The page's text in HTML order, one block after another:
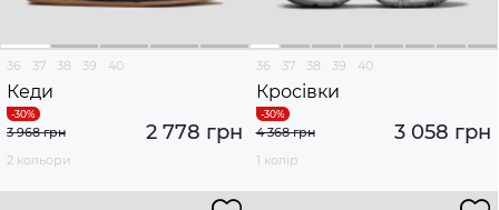
36 37 38 39 40
Кеди
2 778 грн
3 968 грн
2 кольори
36 37 38 39 40
Кросівки
3 058 грн
4 368 грн
1 колір